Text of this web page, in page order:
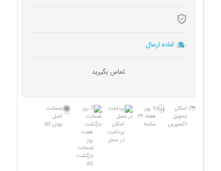
آماده ارسال
تماس بگیرید
امکان
تحویل
اکسپرس
۷ روز
هفته ۲۴
ساعته
امکان
پرداخت
در محل
هفت
روز
ضمانت
بازگشت
کالا
ضمانت
اصل
بودن کالا